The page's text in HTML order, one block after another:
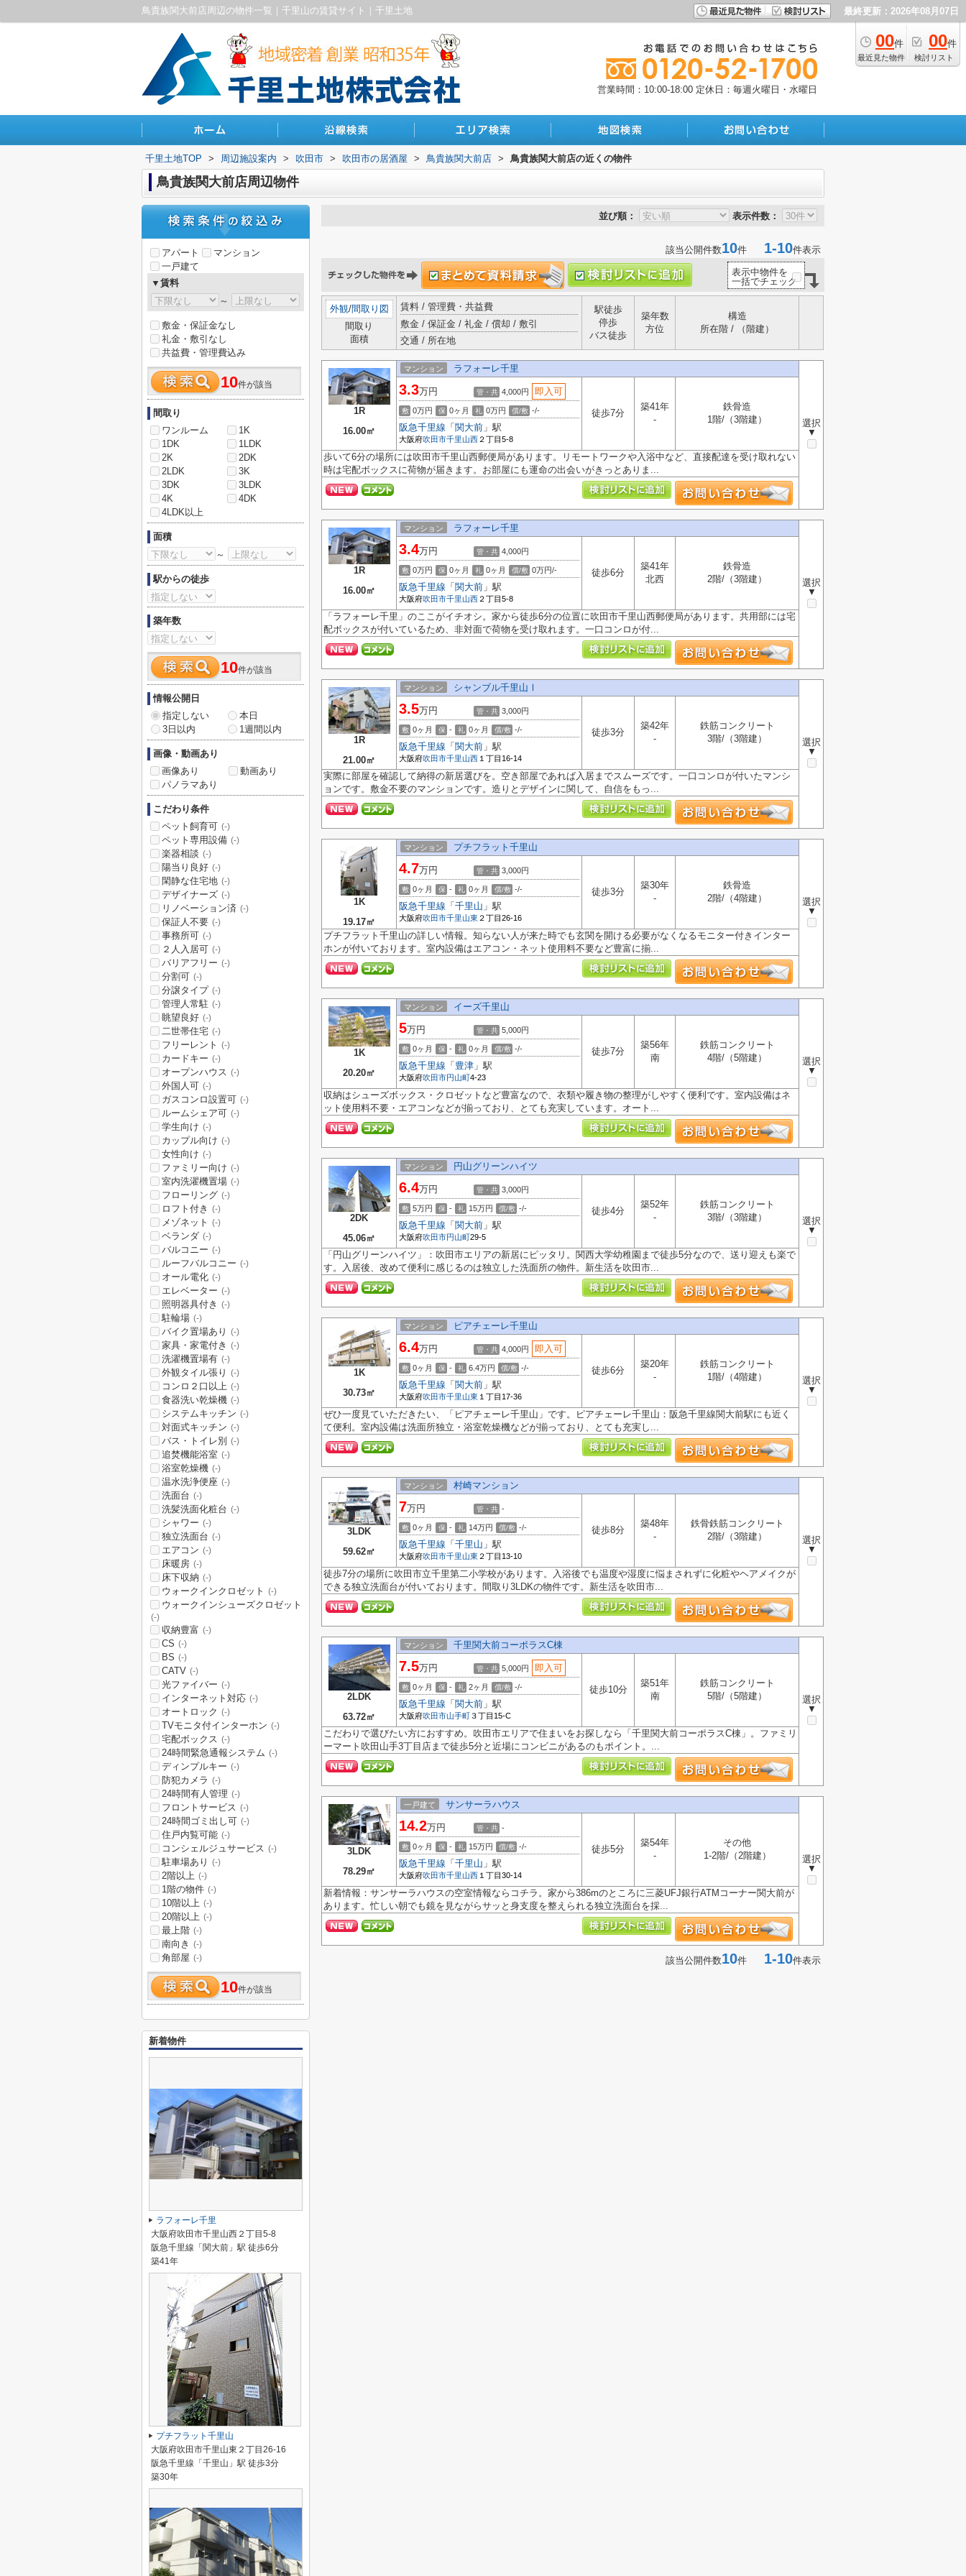
鳥貴族関大前店周辺の物件一覧｜千里山の賃貸サイト｜千里土地 最終更新：2026年08月07日
00件
最近見た物件
00件
検討リスト
営業時間：10:00-18:00 定休日：毎週火曜日・水曜日
千里土地TOP > 周辺施設案内 > 吹田市 > 吹田市の居酒屋 > 鳥貴族関大前店 > 鳥貴族関大前店の近くの物件
鳥貴族関大前店周辺物件
並び順： 表示件数：
該当公開件数10件 1-10件表示
表示中物件を
一括でチェック
外観/間取り図
間取り
面積
賃料 / 管理費・共益費
敷金 / 保証金 / 礼金 / 償却 / 敷引
交通 / 所在地
駅徒歩
停歩
バス徒歩
築年数
方位
構造
所在階 / （階建）
1R
16.00㎡
マンション ラフォーレ千里
選択
▼
3.3万円 管・共 4,000円 即入可
敷 0万円 保 0ヶ月 礼 0万円 償/敷 -/-
阪急千里線 「 関大前 」駅
大阪府吹田市千里山西 ２丁目5-8
徒歩7分
築41年
-
鉄骨造
1階/（3階建）
歩いて6分の場所には吹田市千里山西郵便局があります。リモートワークや入浴中など、直接配達を受け取れない
時は宅配ボックスに荷物が届きます。お部屋にも運命の出会いがきっとありま...
1R
16.00㎡
マンション ラフォーレ千里
選択
▼
3.4万円 管・共 4,000円
敷 0万円 保 0ヶ月 礼 0ヶ月 償/敷 0万円/-
阪急千里線 「 関大前 」駅
大阪府吹田市千里山西 ２丁目5-8
徒歩6分
築41年
北西
鉄骨造
2階/（3階建）
「ラフォーレ千里」のここがイチオシ。家から徒歩6分の位置に吹田市千里山西郵便局があります。共用部には宅
配ボックスが付いているため、非対面で荷物を受け取れます。一口コンロが付...
1R
21.00㎡
マンション シャンブル千里山Ⅰ
選択
▼
3.5万円 管・共 3,000円
敷 0ヶ月 保 - 礼 0ヶ月 償/敷 -/-
阪急千里線 「 関大前 」駅
大阪府吹田市千里山西 １丁目16-14
徒歩3分
築42年
-
鉄筋コンクリート
3階/（3階建）
実際に部屋を確認して納得の新居選びを。空き部屋であれば入居までスムーズです。一口コンロが付いたマンシ
ョンです。敷金不要のマンションです。造りとデザインに関して、自信をもっ...
1K
19.17㎡
マンション プチフラット千里山
選択
▼
4.7万円 管・共 3,000円
敷 0ヶ月 保 - 礼 0ヶ月 償/敷 -/-
阪急千里線 「 千里山 」駅
大阪府吹田市千里山東 ２丁目26-16
徒歩3分
築30年
-
鉄骨造
2階/（4階建）
プチフラット千里山の詳しい情報。知らない人が来た時でも玄関を開ける必要がなくなるモニター付きインター
ホンが付いております。室内設備はエアコン・ネット使用料不要など豊富に揃...
1K
20.20㎡
マンション イーズ千里山
選択
▼
5万円 管・共 5,000円
敷 0ヶ月 保 - 礼 0ヶ月 償/敷 -/-
阪急千里線 「 豊津 」駅
大阪府吹田市円山町4-23
徒歩7分
築56年
南
鉄筋コンクリート
4階/（5階建）
収納はシューズボックス・クロゼットなど豊富なので、衣類や履き物の整理がしやすく便利です。室内設備はネ
ット使用料不要・エアコンなどが揃っており、とても充実しています。オート...
2DK
45.06㎡
マンション 円山グリーンハイツ
選択
▼
6.4万円 管・共 3,000円
敷 5万円 保 - 礼 15万円 償/敷 -/-
阪急千里線 「 関大前 」駅
大阪府吹田市円山町29-5
徒歩4分
築52年
-
鉄筋コンクリート
3階/（3階建）
「円山グリーンハイツ」：吹田市エリアの新居にピッタリ。関西大学幼稚園まで徒歩5分なので、送り迎えも楽で
す。入居後、改めて便利に感じるのは独立した洗面所の物件。新生活を吹田市...
1K
30.73㎡
マンション ピアチェーレ千里山
選択
▼
6.4万円 管・共 4,000円 即入可
敷 0ヶ月 保 - 礼 6.4万円 償/敷 -/-
阪急千里線 「 関大前 」駅
大阪府吹田市千里山東 １丁目17-36
徒歩6分
築20年
-
鉄筋コンクリート
1階/（4階建）
ぜひ一度見ていただきたい、「ピアチェーレ千里山」です。ピアチェーレ千里山：阪急千里線関大前駅にも近く
て便利。室内設備は洗面所独立・浴室乾燥機などが揃っており、とても充実し...
3LDK
59.62㎡
マンション 村崎マンション
選択
▼
7万円 管・共 -
敷 0ヶ月 保 - 礼 14万円 償/敷 -/-
阪急千里線 「 千里山 」駅
大阪府吹田市千里山東 ２丁目13-10
徒歩8分
築48年
-
鉄骨鉄筋コンクリート
2階/（3階建）
徒歩7分の場所に吹田市立千里第二小学校があります。入浴後でも温度や湿度に悩まされずに化粧やヘアメイクが
できる独立洗面台が付いております。間取り3LDKの物件です。新生活を吹田市...
2LDK
63.72㎡
マンション 千里関大前コーポラスC棟
選択
▼
7.5万円 管・共 5,000円 即入可
敷 0ヶ月 保 - 礼 2ヶ月 償/敷 -/-
阪急千里線 「 関大前 」駅
大阪府吹田市山手町３丁目15-C
徒歩10分
築51年
南
鉄筋コンクリート
5階/（5階建）
こだわりで選びたい方におすすめ。吹田市エリアで住まいをお探しなら「千里関大前コーポラスC棟」。ファミリ
ーマート吹田山手3丁目店まで徒歩5分と近場にコンビニがあるのもポイント。...
3LDK
78.29㎡
一戸建て サンサーラハウス
選択
▼
14.2万円 管・共 -
敷 0ヶ月 保 - 礼 15万円 償/敷 -/-
阪急千里線 「 千里山 」駅
大阪府吹田市千里山西 １丁目30-14
徒歩5分
築54年
-
その他
1-2階/（2階建）
新着情報：サンサーラハウスの空室情報ならコチラ。家から386mのところに三菱UFJ銀行ATMコーナー関大前が
あります。忙しい朝でも鏡を見ながらサッと身支度を整えられる独立洗面台を採...
該当公開件数10件 1-10件表示
アパート
マンション
一戸建て
▼賃料
～
敷金・保証金なし
礼金・敷引なし
共益費・管理費込み
10件が該当
間取り
ワンルーム
1K
1DK
1LDK
2K
2DK
2LDK
3K
3DK
3LDK
4K
4DK
4LDK以上
面積
～
駅からの徒歩
築年数
10件が該当
情報公開日
指定しない
本日
3日以内
1週間以内
画像・動画あり
画像あり
動画あり
パノラマあり
こだわり条件
ペット飼育可 (-)
ペット専用設備 (-)
楽器相談 (-)
陽当り良好 (-)
閑静な住宅地 (-)
デザイナーズ (-)
リノベーション済 (-)
保証人不要 (-)
事務所可 (-)
２人入居可 (-)
バリアフリー (-)
分割可 (-)
分譲タイプ (-)
管理人常駐 (-)
眺望良好 (-)
二世帯住宅 (-)
フリーレント (-)
カードキー (-)
オープンハウス (-)
外国人可 (-)
ガスコンロ設置可 (-)
ルームシェア可 (-)
学生向け (-)
カップル向け (-)
女性向け (-)
ファミリー向け (-)
室内洗濯機置場 (-)
フローリング (-)
ロフト付き (-)
メゾネット (-)
ベランダ (-)
バルコニー (-)
ルーフバルコニー (-)
オール電化 (-)
エレベーター (-)
照明器具付き (-)
駐輪場 (-)
バイク置場あり (-)
家具・家電付き (-)
洗濯機置場有 (-)
外観タイル張り (-)
コンロ２口以上 (-)
食器洗い乾燥機 (-)
システムキッチン (-)
対面式キッチン (-)
バス・トイレ別 (-)
追焚機能浴室 (-)
浴室乾燥機 (-)
温水洗浄便座 (-)
洗面台 (-)
洗髪洗面化粧台 (-)
シャワー (-)
独立洗面台 (-)
エアコン (-)
床暖房 (-)
床下収納 (-)
ウォークインクロゼット (-)
ウォークインシューズクロゼット
(-)
収納豊富 (-)
CS (-)
BS (-)
CATV (-)
光ファイバー (-)
インターネット対応 (-)
オートロック (-)
TVモニタ付インターホン (-)
宅配ボックス (-)
24時間緊急通報システム (-)
ディンプルキー (-)
防犯カメラ (-)
24時間有人管理 (-)
フロントサービス (-)
24時間ゴミ出し可 (-)
住戸内覧可能 (-)
コンシェルジュサービス (-)
駐車場あり (-)
2階以上 (-)
1階の物件 (-)
10階以上 (-)
20階以上 (-)
最上階 (-)
南向き (-)
角部屋 (-)
10件が該当
新着物件
ラフォーレ千里
大阪府吹田市千里山西２丁目5-8
阪急千里線「関大前」駅 徒歩6分
築41年
プチフラット千里山
大阪府吹田市千里山東２丁目26-16
阪急千里線「千里山」駅 徒歩3分
築30年